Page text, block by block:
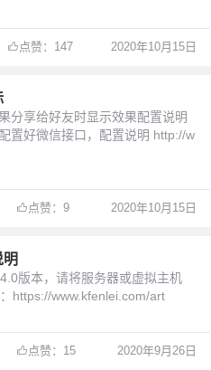
点赞：147 2020年10月15日
分享给好友时显示效果配置说明
置好微信接口，配置说明 http://w
点赞：9 2020年10月15日
版本，请将服务器或虚拟主机
https://www.kfenlei.com/art
点赞：15 2020年9月26日